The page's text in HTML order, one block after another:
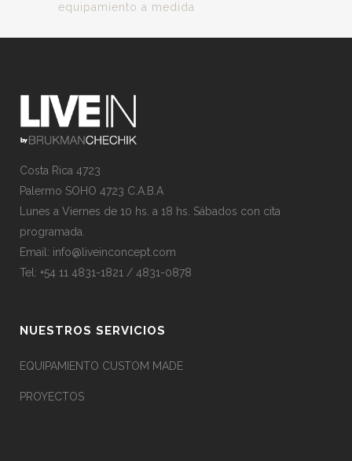
equipamiento a medida
Costa Rica 4723
Palermo SOHO 4723 C.A.B.A
Lunes a Viernes de 10 hs. a 18 hs. Sábados con cita
programada.
Email: info@liveinconcept.com
Tel: +54 11 4831-1821 / 4831-0878
NUESTROS SERVICIOS
EQUIPAMIENTO CUSTOM MADE
PROYECTOS